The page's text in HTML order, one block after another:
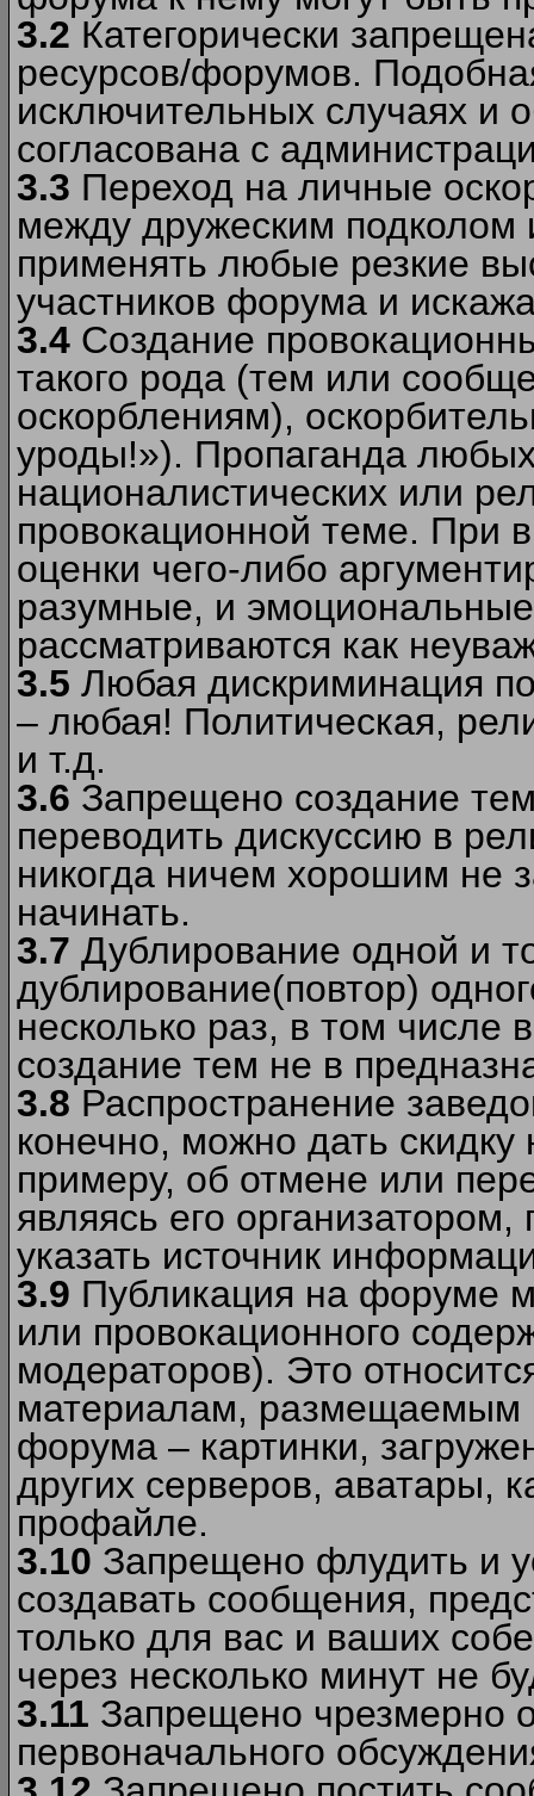
3.2 Категорически
ресурсов/форумов.
исключительных случаях и
согласована с
3.3 Переход на личные
между дружеским
применять любые резкие
участников форума и
3.4 Создание
такого рода (тем или
оскорблениям),
уроды!»). Пропаганда
националистических или
провокационной теме. При
оценки чего-либо
разумные, и
рассматриваются как
3.5 Любая дискриминация
– любая! Политическая,
и т.д.
3.6 Запрещено создание
переводить дискуссию в
никогда ничем хорошим не
начинать.
3.7 Дублирование одной и
дублирование(повтор)
несколько раз, в том числе
создание тем не в
3.8 Распространение
конечно, можно дать
примеру, об отмене или
являясь его
указать источник
3.9 Публикация на форуме
или провокационного
модераторов). Это
материалам, размещаемым
форума – картинки,
других серверов, аватары,
профайле.
3.10 Запрещено флудить и
создавать сообщения,
только для вас и ваших
через несколько минут не
3.11 Запрещено чрезмерно
первоначального